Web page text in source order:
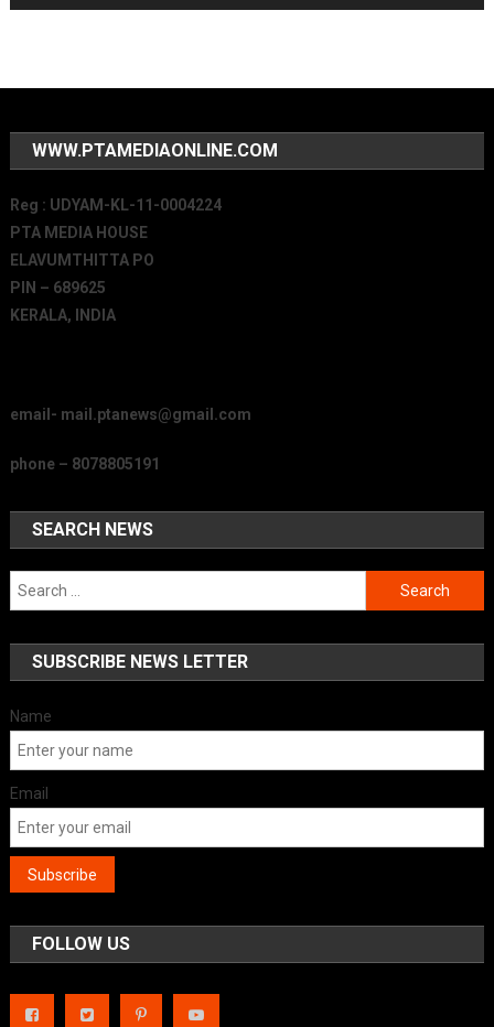
WWW.PTAMEDIAONLINE.COM
Reg : UDYAM-KL-11-0004224
PTA MEDIA HOUSE
ELAVUMTHITTA PO
PIN – 689625
KERALA, INDIA
email- mail.ptanews@gmail.com
phone – 8078805191
SEARCH NEWS
Search
for:
SUBSCRIBE NEWS LETTER
Name
Email
FOLLOW US